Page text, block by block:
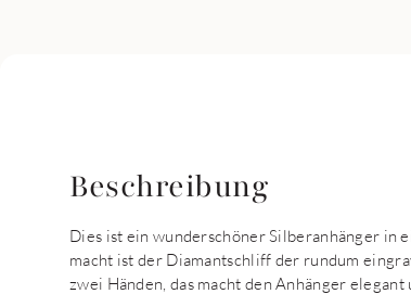
Beschreibung
Dies ist ein wunderschöner Silberanhänger in
macht ist der Diamantschliff der rundum
zwei Händen, das macht den Anhänger